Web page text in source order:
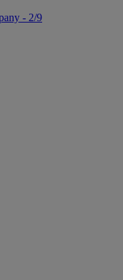
- 2/9